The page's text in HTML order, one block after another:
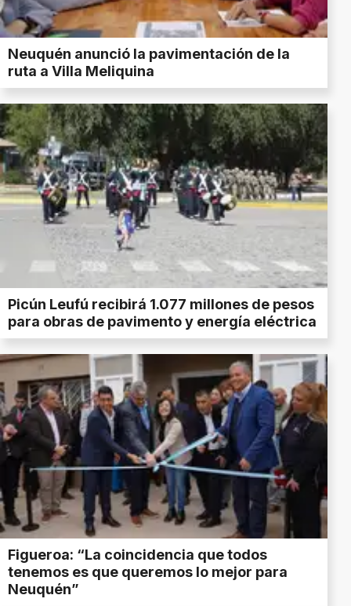
Neuquén anunció la pavimentación de la
ruta a Villa Meliquina
Picún Leufú recibirá 1.077 millones de pesos
para obras de pavimento y energía eléctrica
Figueroa: “La coincidencia que todos
tenemos es que queremos lo mejor para
Neuquén”